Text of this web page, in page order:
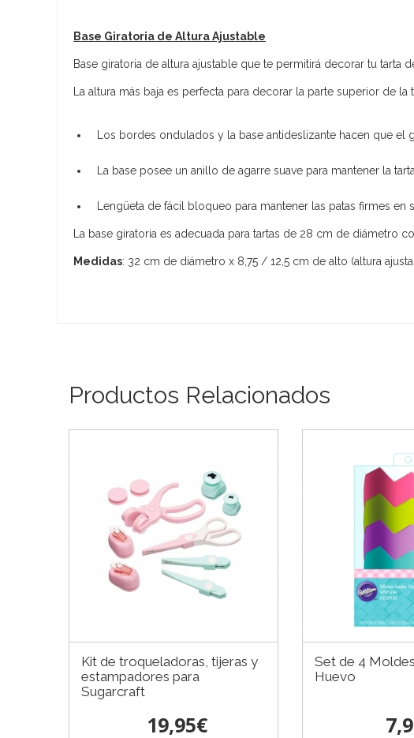
Base Giratoria de Altura Ajustable
Base giratoria de altura ajustable que te permitirá decorar tu tarta
La altura más baja es perfecta para decorar la parte superior de
Los bordes ondulados y la base antideslizante hacen que el
La base posee un anillo de agarre suave para mantener la
Lengüeta de fácil bloqueo para mantener las patas firmes en
La base giratoria es adecuada para tartas de 28 cm de diámetro
Medidas: 32 cm de diámetro x 8,75 / 12,5 cm de alto (altura
Productos Relacionados
Kit de troqueladoras, tijeras y
estampadores para
Sugarcraft
19,95€
Set de 4
Huevo